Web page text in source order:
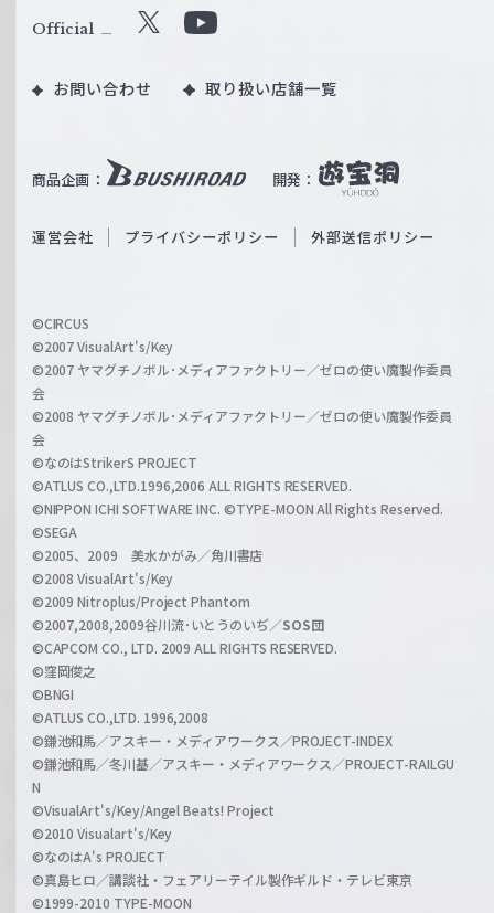
ル
W
ß
c
a
r
z
商品企画： 開発：
Official X
u
b
O
i
l
h
a
n
l
お問い合わせ 取り扱い店舗一覧
運営会社 プライバシーポリシー 外部送信ポリシー
©CIRCUS
©2007 VisualArt's/Key
©2007 ヤマグチノボル･メディアファクトリー／ゼロの使い魔製作委員
会
©2008 ヤマグチノボル･メディアファクトリー／ゼロの使い魔製作委員
会
©なのはStrikerS PROJECT
©ATLUS CO.,LTD.1996,2006 ALL RIGHTS RESERVED.
©NIPPON ICHI SOFTWARE INC. ©TYPE-MOON All Rights Reserved.
©SEGA
©2005、2009 美水かがみ／角川書店
©2008 VisualArt's/Key
©2009 Nitroplus/Project Phantom
©2007,2008,2009谷川流･いとうのいぢ／SOS団
©CAPCOM CO., LTD. 2009 ALL RIGHTS RESERVED.
©窪岡俊之
©BNGI
©ATLUS CO.,LTD. 1996,2008
©鎌池和馬／アスキー・メディアワークス／PROJECT-INDEX
©鎌池和馬／冬川基／アスキー・メディアワークス／PROJECT-RAILGU
N
©VisualArt's/Key/Angel Beats! Project
©2010 Visualart's/Key
©なのはA's PROJECT
©真島ヒロ／講談社・フェアリーテイル製作ギルド・テレビ東京
©1999-2010 TYPE-MOON